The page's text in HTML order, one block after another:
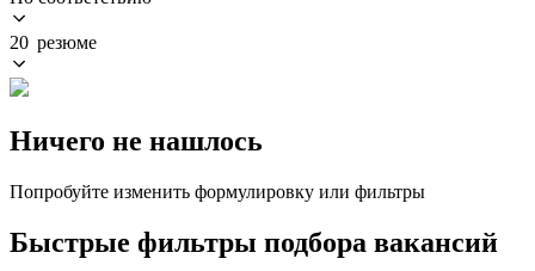
20 резюме
Ничего не нашлось
Попробуйте изменить формулировку или фильтры
Быстрые фильтры подбора вакансий